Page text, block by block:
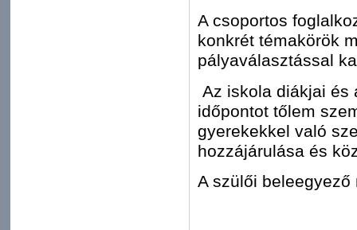
A csoportos
konkrét témakörök
pályaválasztással
Az iskola diákjai és
időpontot tőlem
gyerekekkel való
hozzájárulása és
A szülői